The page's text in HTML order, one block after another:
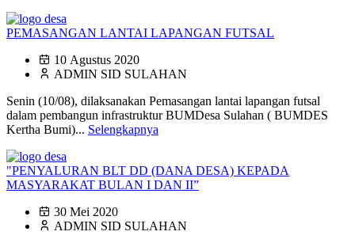
PEMASANGAN LANTAI LAPANGAN FUTSAL
10 Agustus 2020
ADMIN SID SULAHAN
Senin (10/08), dilaksanakan Pemasangan lantai lapangan futsal
dalam pembangun infrastruktur BUMDesa Sulahan ( BUMDES
Kertha Bumi)... Selengkapnya
"PENYALURAN BLT DD (DANA DESA) KEPADA
MASYARAKAT BULAN I DAN II”
30 Mei 2020
ADMIN SID SULAHAN